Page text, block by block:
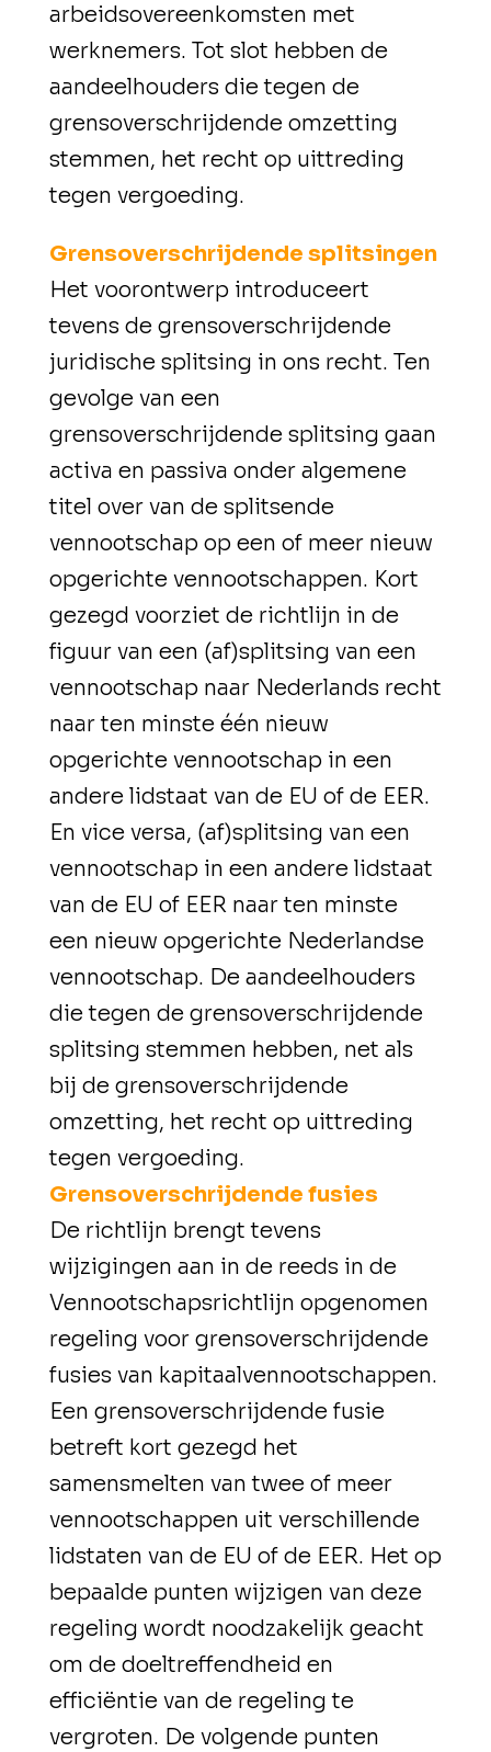
arbeidsovereenkomsten met
werknemers. Tot slot hebben de
aandeelhouders die tegen de
grensoverschrijdende omzetting
stemmen, het recht op uittreding
tegen vergoeding.
Grensoverschrijdende splitsingen
Het voorontwerp introduceert
tevens de grensoverschrijdende
juridische splitsing in ons recht. Ten
gevolge van een
grensoverschrijdende splitsing gaan
activa en passiva onder algemene
titel over van de splitsende
vennootschap op een of meer nieuw
opgerichte vennootschappen. Kort
gezegd voorziet de richtlijn in de
figuur van een (af)splitsing van een
vennootschap naar Nederlands recht
naar ten minste één nieuw
opgerichte vennootschap in een
andere lidstaat van de EU of de EER.
En vice versa, (af)splitsing van een
vennootschap in een andere lidstaat
van de EU of EER naar ten minste
een nieuw opgerichte Nederlandse
vennootschap. De aandeelhouders
die tegen de grensoverschrijdende
splitsing stemmen hebben, net als
bij de grensoverschrijdende
omzetting, het recht op uittreding
tegen vergoeding.
Grensoverschrijdende fusies
De richtlijn brengt tevens
wijzigingen aan in de reeds in de
Vennootschapsrichtlijn opgenomen
regeling voor grensoverschrijdende
fusies van kapitaalvennootschappen.
Een grensoverschrijdende fusie
betreft kort gezegd het
samensmelten van twee of meer
vennootschappen uit verschillende
lidstaten van de EU of de EER. Het op
bepaalde punten wijzigen van deze
regeling wordt noodzakelijk geacht
om de doeltreffendheid en
efficiëntie van de regeling te
vergroten. De volgende punten